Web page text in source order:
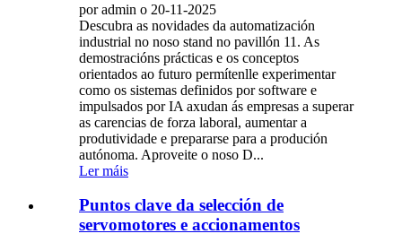
por admin o 20-11-2025
Descubra as novidades da automatización
industrial no noso stand no pavillón 11. As
demostracións prácticas e os conceptos
orientados ao futuro permítenlle experimentar
como os sistemas definidos por software e
impulsados ​​por IA axudan ás empresas a superar
as carencias de forza laboral, aumentar a
produtividade e prepararse para a produción
autónoma. Aproveite o noso D...
Ler máis
Puntos clave da selección de
servomotores e accionamentos